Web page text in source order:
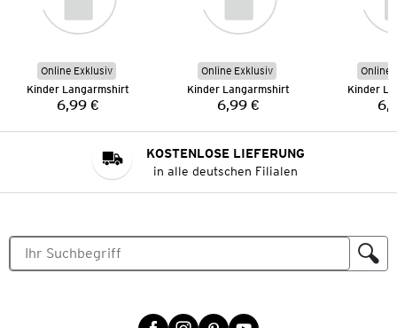
Online Exklusiv
Kinder Langarmshirt
Preis:
6,99 €
Online Exklusiv
Kinder Langarmshirt
Preis:
6,99 €
Online
Kinder
KOSTENLOSE LIEFERUNG
in alle deutschen Filialen